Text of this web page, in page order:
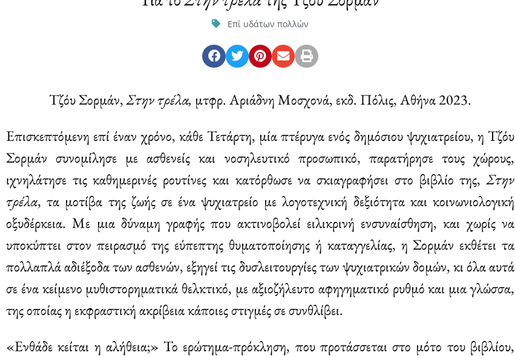
Επί υδάτων πολλών
Τζόυ Σορμάν,Στην τρέλα, μτφρ. Αριάδνη Μοσχονά, εκδ. Πόλις, Αθήνα 2023.
Επισκεπτόμενη επί έναν χρόνο, κάθε Τετάρτη, μία πτέρυγα ενός δημόσιου ψυχιατρείου, η Τζόυ
Σορμάν συνομίλησε με ασθενείς και νοσηλευτικό προσωπικό, παρατήρησε τους χώρους,
ιχνηλάτησε τις καθημερινές ρουτίνες και κατόρθωσε να σκιαγραφήσει στο βιβλίο της,Στην
τρέλα, τα μοτίβα της ζωής σε ένα ψυχιατρείο με λογοτεχνική δεξιότητα και κοινωνιολογική
οξυδέρκεια. Με μια δύναμη γραφής που ακτινοβολεί ειλικρινή ενσυναίσθηση, και χωρίς να
υποκύπτει στον πειρασμό της εύπεπτης θυματοποίησης ή καταγγελίας, η Σορμάν εκθέτει τα
πολλαπλά αδιέξοδα των ασθενών, εξηγεί τις δυσλειτουργίες των ψυχιατρικών δομών, κι όλα αυτά
σε ένα κείμενο μυθιστορηματικά θελκτικό, με αξιοζήλευτο αφηγηματικό ρυθμό και μια γλώσσα,
της οποίας η εκφραστική ακρίβεια κάποιες στιγμές σε συνθλίβει.
«Ενθάδε κείται η αλήθεια;» Το ερώτημα-πρόκληση, που προτάσσεται στο μότο του βιβλίου,